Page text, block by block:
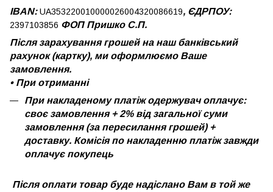
IBAN:UA353220010000026004320086619, ЄДРПОУ:
2397103856 ФОП Пришко С.П.
Після зарахування грошей на наш банківський
рахунок (картку), ми оформлюємо Ваше
замовлення.
•При отриманні
При накладеному платіж одержувач оплачує:
своє замовлення + 2% від загальної суми
замовлення (за пересилання грошей) +
доставку. Комісія по накладенню платіж завжди
оплачує покупець
Після оплати товар буде надіслано Вам в той же